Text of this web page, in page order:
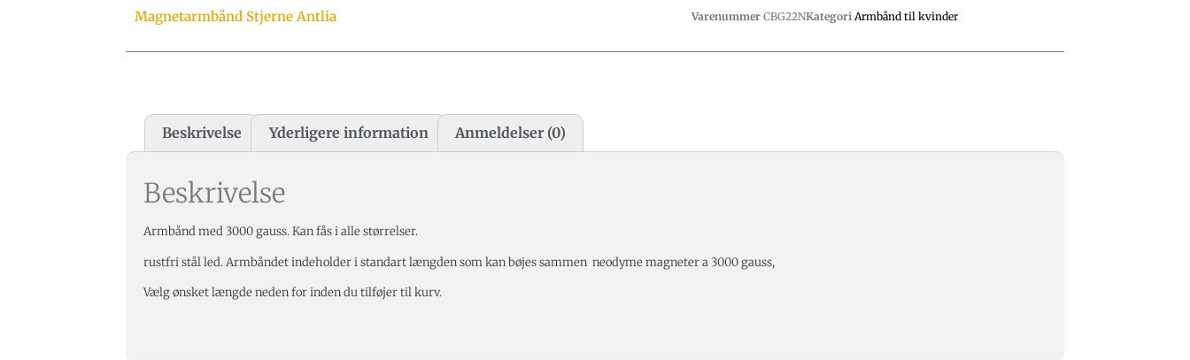
Magnetarmbånd Stjerne Antlia Varenummer CBG22NKategori Armbånd til kvinder
Beskrivelse Yderligere information Anmeldelser (0)
Beskrivelse
Armbånd med 3000 gauss. Kan fås i alle størrelser.
rustfri stål led. Armbåndet indeholder i standart længden som kan bøjes sammen neodyme magneter a 3000 gauss,
Vælg ønsket længde neden for inden du tilføjer til kurv.